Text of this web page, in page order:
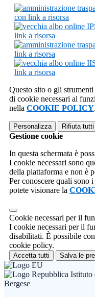
con link a risorsa
link a risorsa
link a risorsa
link a risorsa
Questo sito o gli
di cookie necessari al
nella COOKIE POLICY.
Personalizza Rifiuta tutti
Gestione cookie
In questa schermata è
I cookie necessari sono
della piattaforma e non è
Per conoscere quali sono
potete visionare la
Cookie necessari per il
I cookie necessari per il
disabilitati. È possibile
cookie policy.
Accetta tutti Salva le
Istituto
Bergese